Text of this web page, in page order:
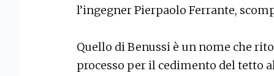
l’ingegner Pierpaolo Ferrante,
Quello di Benussi è un nome che
processo per il cedimento del tetto